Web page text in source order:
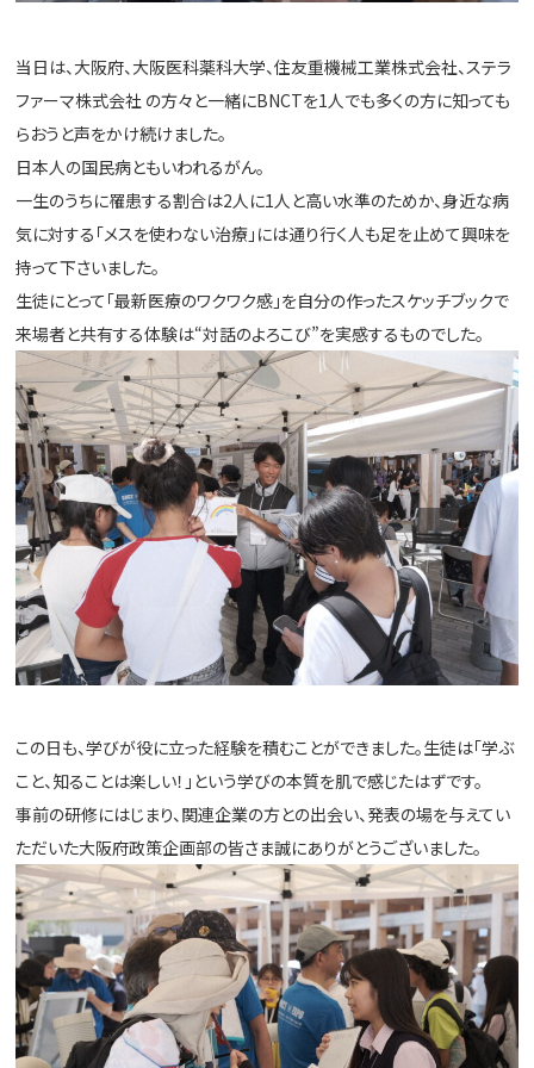
当日は、大阪府、大阪医科薬科大学、住友重機械工業株式会社、ステラ
ファーマ株式会社 の方々と一緒にBNCTを1人でも多くの方に知っても
らおうと声をかけ続けました。
日本人の国民病ともいわれるがん。
一生のうちに罹患する割合は2人に1人と高い水準のためか、身近な病
気に対する「メスを使わない治療」には通り行く人も足を止めて興味を
持って下さいました。
生徒にとって「最新医療のワクワク感」を自分の作ったスケッチブックで
来場者と共有する体験は“対話のよろこび”を実感するものでした。
この日も、学びが役に立った経験を積むことができました。生徒は「学ぶ
こと、知ることは楽しい！」という学びの本質を肌で感じたはずです。
事前の研修にはじまり、関連企業の方との出会い、発表の場を与えてい
ただいた大阪府政策企画部の皆さま誠にありがとうございました。